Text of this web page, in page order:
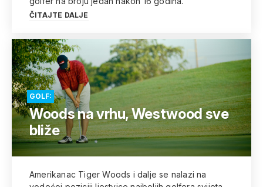
ČITAJTE DALJE
GOLF:
Woods na vrhu, Westwood sve
bliže
Amerikanac Tiger Woods i dalje se nalazi na